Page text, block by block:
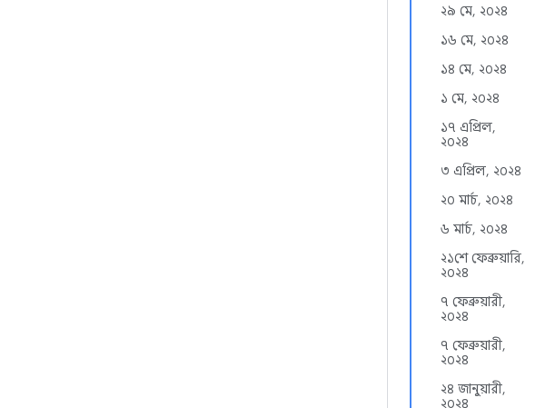
২৯ মে, ২০২৪
১৬ মে, ২০২৪
১৪ মে, ২০২৪
১ মে, ২০২৪
১৭ এপ্রিল,
২০২৪
৩ এপ্রিল, ২০২৪
২০ মার্চ, ২০২৪
৬ মার্চ, ২০২৪
২১শে ফেব্রুয়ারি,
২০২৪
৭ ফেব্রুয়ারী,
২০২৪
৭ ফেব্রুয়ারী,
২০২৪
২৪ জানুয়ারী,
২০২৪